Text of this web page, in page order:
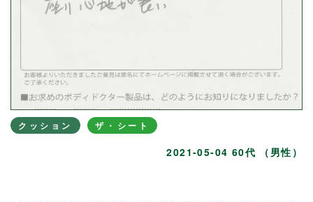
クッション ザ・シート
2021-05-04 60代 （男性）